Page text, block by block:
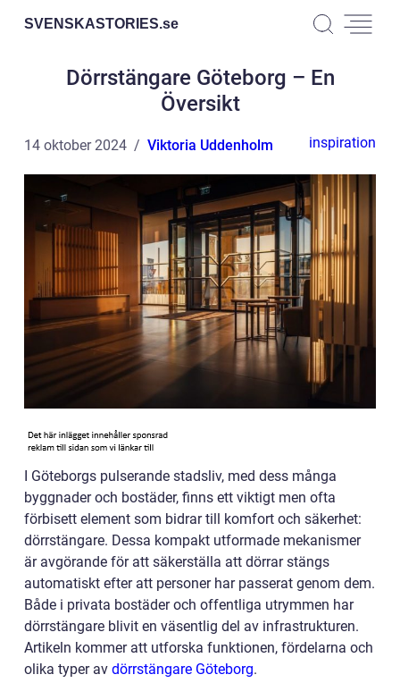
SVENSKASTORIES.se
Dörrstängare Göteborg – En
Översikt
14 oktober 2024 Viktoria Uddenholm inspiration
I Göteborgs pulserande stadsliv, med dess många
byggnader och bostäder, finns ett viktigt men ofta
förbisett element som bidrar till komfort och säkerhet:
dörrstängare. Dessa kompakt utformade mekanismer
är avgörande för att säkerställa att dörrar stängs
automatiskt efter att personer har passerat genom dem.
Både i privata bostäder och offentliga utrymmen har
dörrstängare blivit en väsentlig del av infrastrukturen.
Artikeln kommer att utforska funktionen, fördelarna och
olika typer av dörrstängare Göteborg.